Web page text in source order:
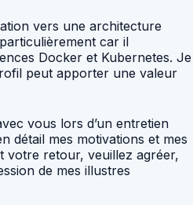
vers une architecture
car il
Docker et Kubernetes. Je
peut apporter une valeur
vous lors d’un entretien
détail mes motivations et mes
votre retour, veuillez agréer,
de mes illustres